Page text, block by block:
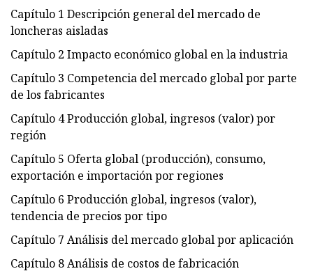
Capítulo 1 Descripción general del mercado de
loncheras aisladas
Capítulo 2 Impacto económico global en la industria
Capítulo 3 Competencia del mercado global por parte
de los fabricantes
Capítulo 4 Producción global, ingresos (valor) por
región
Capítulo 5 Oferta global (producción), consumo,
exportación e importación por regiones
Capítulo 6 Producción global, ingresos (valor),
tendencia de precios por tipo
Capítulo 7 Análisis del mercado global por aplicación
Capítulo 8 Análisis de costos de fabricación